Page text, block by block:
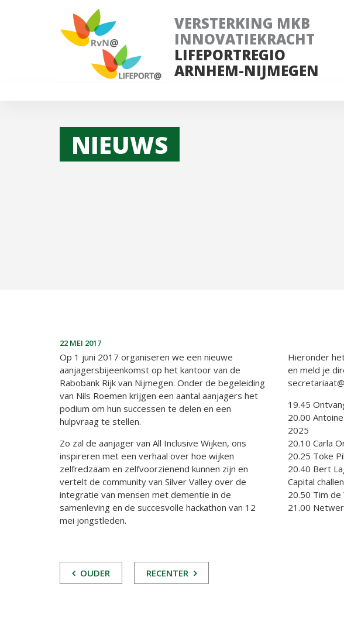
VERSTERKING MKB
INNOVATIEKRACHT
LIFEPORTREGIO
ARNHEM-NIJMEGEN
NIEUWS
22 MEI 2017
Op 1 juni 2017 organiseren we een nieuwe
aanjagersbijeenkomst op het kantoor van de
Rabobank Rijk van Nijmegen. Onder de begeleiding
van Nils Roemen krijgen een aantal aanjagers het
podium om hun successen te delen en een
hulpvraag te stellen.
Zo zal de aanjager van All Inclusive Wijken, ons
inspireren met een verhaal over hoe wijken
zelfredzaam en zelfvoorzienend kunnen zijn en
vertelt de community van Silver Valley over de
integratie van mensen met dementie in de
samenleving en de succesvolle hackathon van 12
mei jongstleden.
Hieronder
en meld je
19.45
20.00 Antoine Driessen, directievoorzitter RVN
2025
20.10
20.25
20.40 Bert Lagerweij, Programma regisseur Green
Capital
20.50
21.00
POST
OUDER RECENTER